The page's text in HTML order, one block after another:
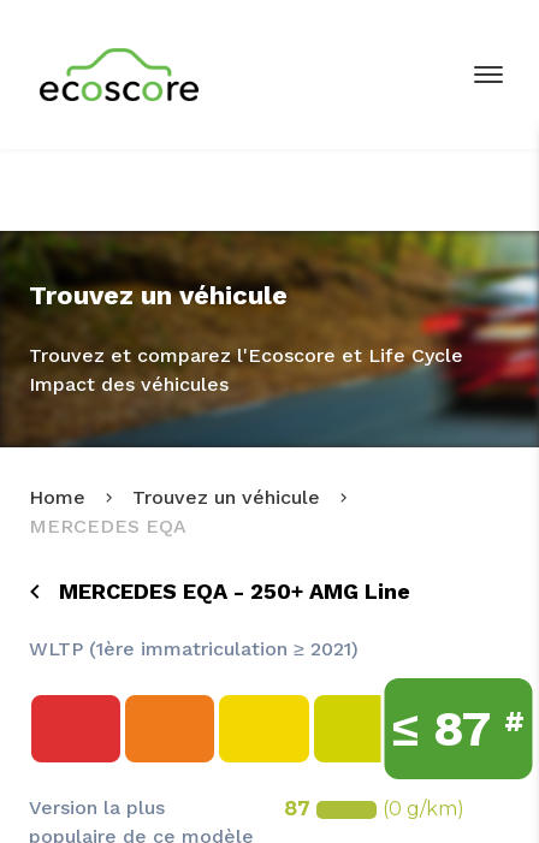
Trouvez un véhicule
Trouvez et comparez l'Ecoscore et Life Cycle
Impact des véhicules
Home
Trouvez un véhicule
MERCEDES EQA
MERCEDES EQA - 250+ AMG Line
WLTP (1ère immatriculation ≥ 2021)
≤ 87 #
Version la plus
populaire de ce modèle
87 (0 g/km)